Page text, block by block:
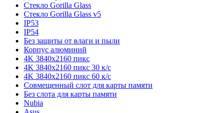
Стекло Gorilla Glass
Стекло Gorilla Glass v5
IP53
IP54
Без защиты от влаги и пыли
Корпус алюминий
4K 3840x2160 пикс
4K 3840x2160 пикс 30 к/с
4K 3840x2160 пикс 60 к/с
Совмещенный слот для карты памяти
Без слота для карты памяти
Nubia